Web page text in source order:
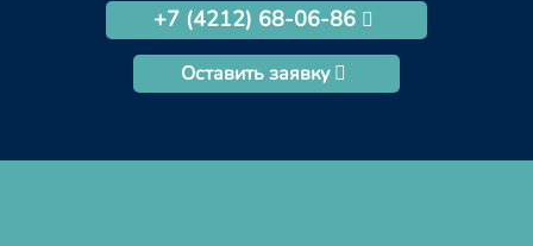
+7 (4212) 68-06-86
Оставить заявку